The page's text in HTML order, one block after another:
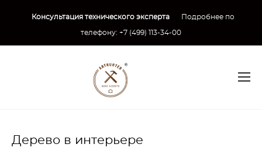
Консультация технического эксперта Подробнее по
телефону: +7 (499) 113-34-00
Дерево в интерьере